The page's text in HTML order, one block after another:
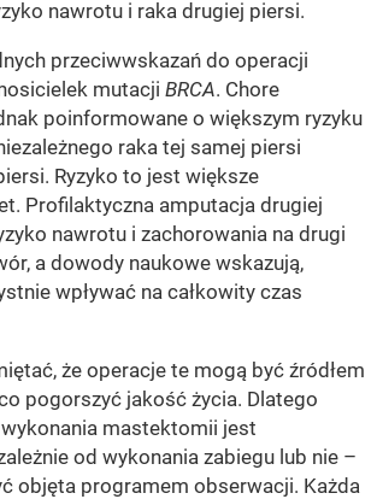
nawrotu i raka drugiej piersi.
przeciwwskazań do operacji
mutacji BRCA. Chore
poinformowane o większym ryzyku
raka tej samej piersi
Ryzyko to jest większe
Profilaktyczna amputacja drugiej
nawrotu i zacho­rowania na drugi
a dowody naukowe wskazują,
wpływać na całkowity czas
że operacje te mogą być źródłem
pogorszyć jakość życia. Dlatego
mastektomii jest
od wykonania zabiegu lub nie –
objęta programem obserwacji. Każda